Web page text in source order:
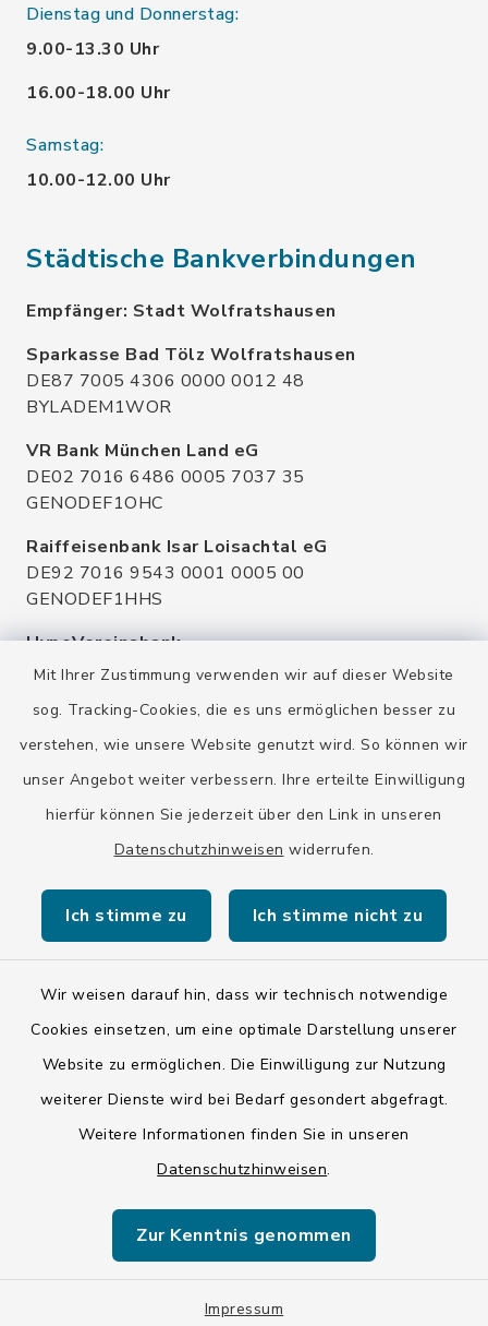
Mit Ihrer Zustimmung verwenden wir auf dieser Website
sog. Tracking-Cookies, die es uns ermöglichen besser zu
verstehen, wie unsere Website genutzt wird. So können wir
unser Angebot weiter verbessern. Ihre erteilte Einwilligung
hierfür können Sie jederzeit über den Link in unseren
Datenschutzhinweisen widerrufen.
Ich stimme zu Ich stimme nicht zu
Wir weisen darauf hin, dass wir technisch notwendige
Cookies einsetzen, um eine optimale Darstellung unserer
Website zu ermöglichen. Die Einwilligung zur Nutzung
weiterer Dienste wird bei Bedarf gesondert abgefragt.
Weitere Informationen finden Sie in unseren
Datenschutzhinweisen.
Zur Kenntnis genommen
Impressum
Dienstag und Donnerstag:
9.00-13.30 Uhr
16.00-18.00 Uhr
Samstag:
10.00-12.00 Uhr
Städtische Bankverbindungen
Empfänger: Stadt Wolfratshausen
Sparkasse Bad Tölz Wolfratshausen
DE87 7005 4306 0000 0012 48
BYLADEM1WOR
VR Bank München Land eG
DE02 7016 6486 0005 7037 35
GENODEF1OHC
Raiffeisenbank Isar Loisachtal eG
DE92 7016 9543 0001 0005 00
GENODEF1HHS
HypoVereinsbank
DE20 7002 0270 3630 1010 09
Barrierefreiheit
Datenschutz
Impressum
ISIS 12
Sitemap
Cookie-Einstellungen